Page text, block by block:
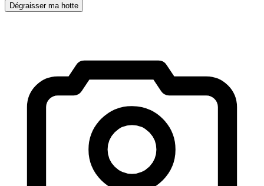
Dégraisser ma hotte